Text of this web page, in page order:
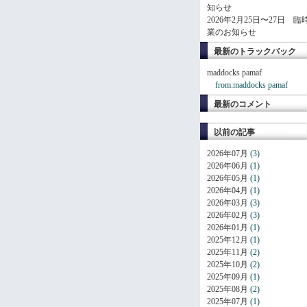
知らせ
2026年2月25日〜27日 臨
業のお知らせ
最新のトラックバック
maddocks pamaf
from:maddocks pamaf
最新のコメント
以前の記事
2026年07月 (3)
2026年06月 (1)
2026年05月 (1)
2026年04月 (1)
2026年03月 (3)
2026年02月 (3)
2026年01月 (1)
2025年12月 (1)
2025年11月 (2)
2025年10月 (2)
2025年09月 (1)
2025年08月 (2)
2025年07月 (1)